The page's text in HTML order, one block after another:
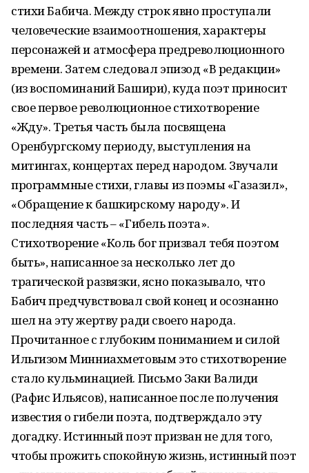
стихи Бабича. Между строк явно проступали
человеческие взаимоотношения, характеры
персонажей и атмосфера предреволюционного
времени. Затем следовал эпизод «В редакции»
(из воспоминаний Башири), куда поэт приносит
свое первое революционное стихотворение
«Жду». Третья часть была посвящена
Оренбургскому периоду, выступления на
митингах, концертах перед народом. Звучали
программные стихи, главы из поэмы «Газазил»,
«Обращение к башкирскому народу». И
последняя часть – «Гибель поэта».
Стихотворение «Коль бог призвал тебя поэтом
быть», написанное за несколько лет до
трагической развязки, ясно показывало, что
Бабич предчувствовал свой конец и осознанно
шел на эту жертву ради своего народа.
Прочитанное с глубоким пониманием и силой
Ильгизом Минниахметовым это стихотворение
стало кульминацией. Письмо Заки Валиди
(Рафис Ильясов), написанное после получения
известия о гибели поэта, подтверждало эту
догадку. Истинный поэт призван не для того,
чтобы прожить спокойную жизнь, истинный поэт